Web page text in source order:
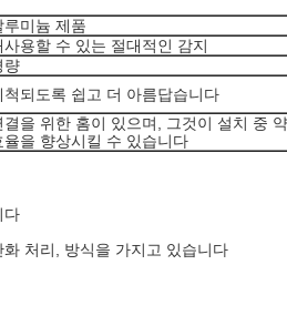
루미늄 제품
사용할 수 있는 절대적인 감지
량
척되도록 쉽고 더 아름답습니다
결을 위한 홈이 있으며, 그것이 설치 중
율을 향상시킬 수 있습니다
다
처리, 방식을 가지고 있습니다